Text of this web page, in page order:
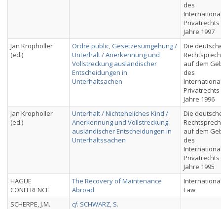
des
Privatrechts
Jahre 1997
Jan Kropholler
(ed.)
Ordre public, Gesetzesumgehung /
Unterhalt / Anerkennung und
Vollstreckung ausländischer
Entscheidungen in
Unterhaltsachen
Die
auf dem
des
Privatrechts
Jahre 1996
Jan Kropholler
(ed.)
Unterhalt / Nichteheliches Kind /
Anerkennung und Vollstreckung
ausländischer Entscheidungen in
Unterhaltssachen
Die
auf dem
des
Privatrechts
Jahre 1995
HAGUE
CONFERENCE
The Recovery of Maintenance
Abroad
Law
SCHERPE, J.M.
cf. SCHWARZ, S.